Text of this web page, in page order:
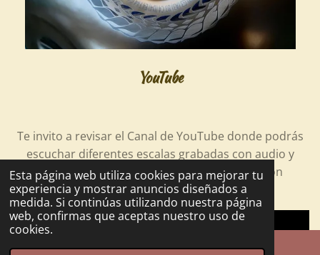
Esta página web utiliza cookies para mejorar tu
experiencia y mostrar anuncios diseñados a
medida. Si continúas utilizando nuestra página
web, confirmas que aceptas nuestro uso de
cookies.
YouTube
Te invito a revisar el Canal de YouTube donde podrás
escuchar diferentes escalas grabadas con audio y
video de alta calidad, te sugiero escuchar con
audifonos o una buena bocina!